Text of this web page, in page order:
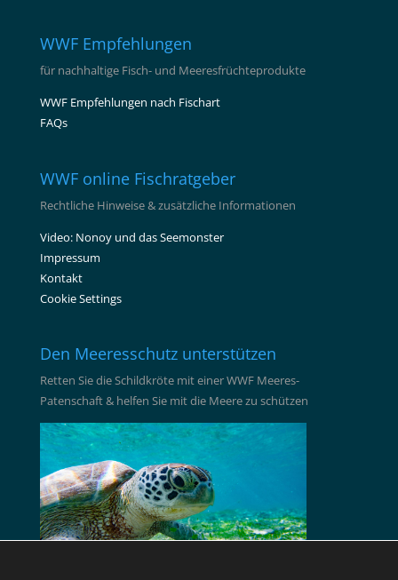
WWF Empfehlungen
für nachhaltige Fisch- und Meeresfrüchteprodukte
WWF Empfehlungen nach Fischart
FAQs
WWF online Fischratgeber
Rechtliche Hinweise & zusätzliche Informationen
Video: Nonoy und das Seemonster
Impressum
Kontakt
Cookie Settings
Den Meeresschutz unterstützen
Retten Sie die Schildkröte mit einer WWF Meeres-
Patenschaft & helfen Sie mit die Meere zu schützen